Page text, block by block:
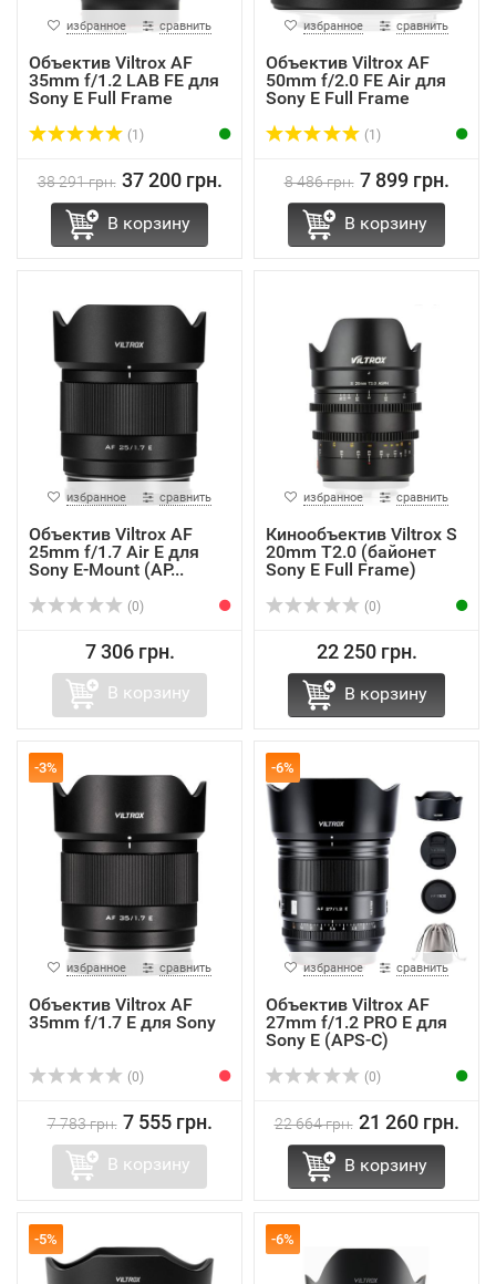
избранное сравнить
Объектив Viltrox AF
35mm f/1.2 LAB FE для
Sony E Full Frame
(1)
38 291 грн. 37 200 грн.
В корзину
избранное сравнить
Объектив Viltrox AF
50mm f/2.0 FE Air для
Sony E Full Frame
(1)
8 486 грн. 7 899 грн.
В корзину
избранное сравнить
Объектив Viltrox AF
25mm f/1.7 Air E для
Sony E-Mount (AP...
(0)
7 306 грн.
В корзину
избранное сравнить
Кинообъектив Viltrox S
20mm T2.0 (байонет
Sony E Full Frame)
(0)
22 250 грн.
В корзину
-3%
избранное сравнить
Объектив Viltrox AF
35mm f/1.7 E для Sony
(0)
7 783 грн. 7 555 грн.
В корзину
-6%
избранное сравнить
Объектив Viltrox AF
27mm f/1.2 PRO E для
Sony E (APS-C)
(0)
22 664 грн. 21 260 грн.
В корзину
-5% -6%